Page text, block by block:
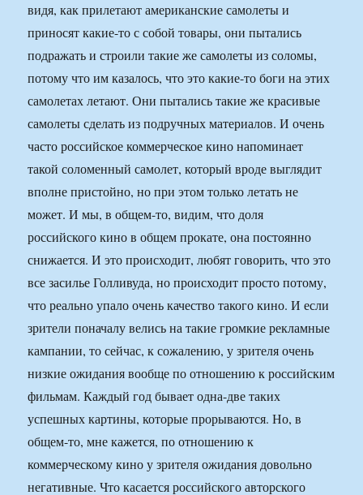
видя, как прилетают американские самолеты и
приносят какие-то с собой товары, они пытались
подражать и строили такие же самолеты из соломы,
потому что им казалось, что это какие-то боги на этих
самолетах летают. Они пытались такие же красивые
самолеты сделать из подручных материалов. И очень
часто российское коммерческое кино напоминает
такой соломенный самолет, который вроде выглядит
вполне пристойно, но при этом только летать не
может. И мы, в общем-то, видим, что доля
российского кино в общем прокате, она постоянно
снижается. И это происходит, любят говорить, что это
все засилье Голливуда, но происходит просто потому,
что реально упало очень качество такого кино. И если
зрители поначалу велись на такие громкие рекламные
кампании, то сейчас, к сожалению, у зрителя очень
низкие ожидания вообще по отношению к российским
фильмам. Каждый год бывает одна-две таких
успешных картины, которые прорываются. Но, в
общем-то, мне кажется, по отношению к
коммерческому кино у зрителя ожидания довольно
негативные. Что касается российского авторского